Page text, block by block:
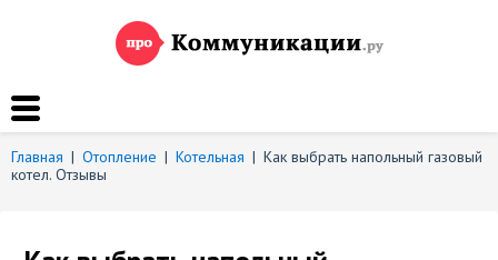
Главная | Отопление | Котельная | Как выбрать напольный газовый
котел. Отзывы